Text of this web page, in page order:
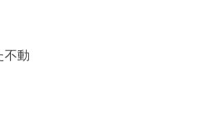
不動